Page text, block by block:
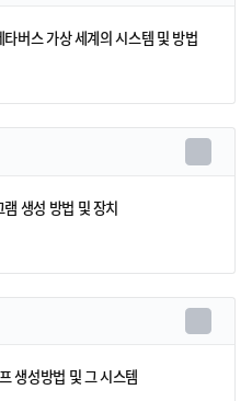
버스 가상 세계의 시스템 및 방법
생성 방법 및 장치
생성방법 및 그 시스템